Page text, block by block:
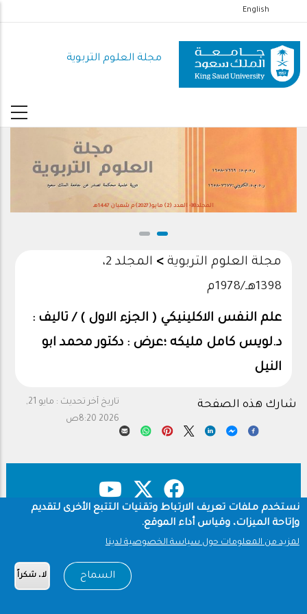
إلى
المحتوى
الرئيسي
English
مجلة العلوم التربوية
المجلد38- العدد (2) مايو(2027)م شعبان 1447هـ
مجلة العلوم التربوية >
المجلد 2،
1398هـ/1978م
علم النفس الاكلينيكي ‏( الجزء الاول ) / تاليف :
د.لويس كامل مليكه ؛عرض : دكتور محمد ابو
النيل
تاريخ آخر تحديث :
مايو 21,
2026 8:20ص
شارك هذه الصفحة
سياسة الخصوصية
نستخدم ملفات تعريف الارتباط وتقنيات التتبع الأخرى لتقديم
وإتاحة الميزات، وقياس أداء الموقع.
لمزيد من المعلومات حول سياسة الخصوصية لدينا
السماح لا، شكراً